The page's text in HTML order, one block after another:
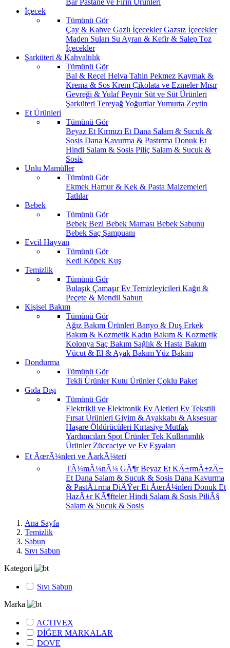
İçecek
Tümünü Gör
Çay & Kahve Gazlı İçeceklerGazsız İçecekler
Maden Suları Su Ayran & Kefir & Salep Toz
İçecekler
Şarküteri & Kahvaltılık
Tümünü Gör
Bal & Reçel Helva Tahin Pekmez Kaymak &
Krema & Sos Krem Çikolata ve EzmelerMısır
Gevreği & YulafPeynir Süt ve Süt Ürünleri
Şarküteri TereyağYoğurtlarYumurta Zeytin
Et Ürünleri
Tümünü Gör
Beyaz Et Kırmızı Et Dana Salam & Sucuk &
Sosis Dana Kavurma & Pastırma Donuk Et
Hindi Salam & Sosis Piliç Salam & Sucuk &
Sosis
Unlu Mamüller
Tümünü Gör
Ekmek Hamur & Kek & Pasta Malzemeleri
Tatlılar
Bebek
Tümünü Gör
Bebek Bezi Bebek Maması Bebek Sabunu
Bebek Saç Şampuanı
Evcil Hayvan
Tümünü Gör
Kedi Köpek Kuş
Temizlik
Tümünü Gör
Bulaşık ÇamaşırEv Temizleyicileri Kağıt &
Peçete & Mendil Sabun
Kişisel Bakım
Tümünü Gör
Ağız Bakım Ürünleri Banyo & Duş Erkek
Bakım & Kozmetik Kadın Bakım & Kozmetik
Kolonya Saç Bakım Sağlık & Hasta Bakım
Vücut & El & Ayak BakımYüz Bakım
Dondurma
Tümünü Gör
Tekli ÜrünlerKutu ÜrünlerÇoklu Paket
Gıda Dışı
Tümünü Gör
Elektrikli ve Elektronik Ev Aletleri Ev Tekstili
Fırsat Ürünleri Giyim & Ayakkabı & Aksesuar
Haşare Öldürücüleri Kırtasiye Mutfak
Yardımcıları Spot ÜrünlerTek Kullanımlık
Ürünler Züccaciye ve Ev Eşyaları
Et ÃœrÃ¼nleri ve ÅarkÃ¼teri
TÃ¼mÃ¼nÃ¼ GÃ¶rBeyaz Et KÄ±rmÄ±zÄ±
Et Dana Salam & Sucuk & Sosis Dana Kavurma
& PastÄ±rma DiÄŸer Et ÃœrÃ¼nleri Donuk Et
HazÄ±r KÃ¶ftelerHindi Salam & Sosis PiliÃ§
Salam & Sucuk & Sosis
Ana Sayfa
Temizlik
Sabun
Sıvı Sabun
Kategori
Sıvı Sabun
Marka
ACTIVEX
DİĞER MARKALAR
DOVE